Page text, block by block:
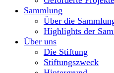
Sammlung
Über die
Highlights der
Über uns
Die Stiftung
Stiftungszweck